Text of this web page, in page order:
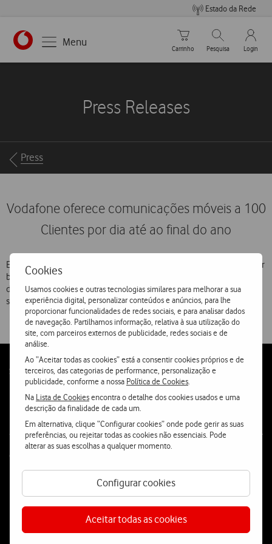
Cookies
Usamos cookies e outras tecnologias similares para melhorar a sua
experiência digital, personalizar conteúdos e anúncios, para lhe
proporcionar funcionalidades de redes sociais, e para analisar dados
de navegação. Partilhamos informação, relativa à sua utilização do
site, com parceiros externos de publicidade, redes sociais e de
análise.
Ao “Aceitar todas as cookies” está a consentir cookies próprios e de
terceiros, das categorias de performance, personalização e
publicidade, conforme a nossa Política de Cookies
Na Lista de Cookiesencontra o detalhe dos cookies usados e uma
descrição da finalidade de cada um.
Em alternativa, clique “Configurar cookies” onde pode gerir as suas
preferências, ou rejeitar todas as cookies não essenciais. Pode
alterar as suas escolhas a qualquer momento.
Configurar cookies
Aceitar todas as cookies
Estado da Rede
https://www.vodafone.pt
Menu
Carrinho de compras
Carrinho
Pesquisar
Pesquisa
My
Login
Press Releases
Breadcrumbs
Press
Vodafone oferece comunicações móveis a 100
Clientes por dia até ao final do ano
Em mais uma promoção inédita em Portugal, a Vodafone vai oferecer
bónus de €10 em todos carregamentos, de €20 ou mais, e sortear
diariamente 100 Clientes, durante 23 dias, que deixarão de pagar o
seu consumo habitual em telemóvel, até ao final do ano.
Follow
Social
Contacta-nos
Webchat
Fala connosco